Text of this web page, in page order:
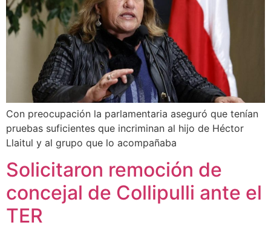
Con preocupación la parlamentaria aseguró que tenían
pruebas suficientes que incriminan al hijo de Héctor
Llaitul y al grupo que lo acompañaba
Solicitaron remoción de
concejal de Collipulli ante el
TER